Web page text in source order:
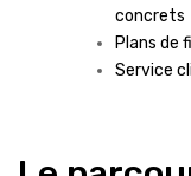
concrets
Plans de
Service